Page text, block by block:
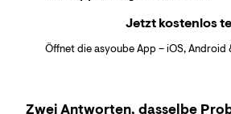
Jetzt kostenlos
Öffnet die asyoube App – iOS, Android
Zwei Antworten, dasselbe